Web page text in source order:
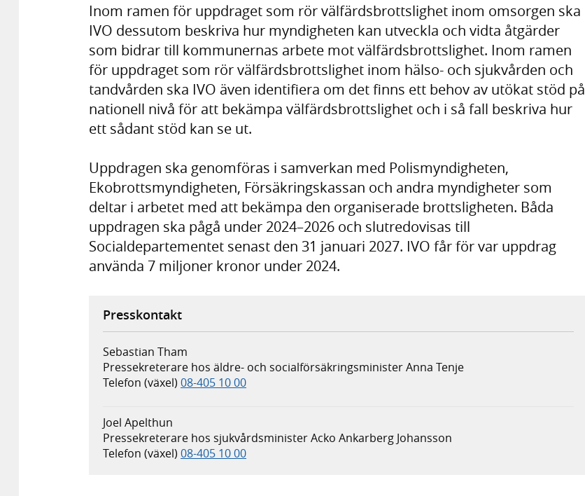
Inom ramen för uppdraget som rör välfärdsbrottslighet inom omsorgen ska
IVO dessutom beskriva hur myndigheten kan utveckla och vidta åtgärder
som bidrar till kommunernas arbete mot välfärdsbrottslighet. Inom ramen
för uppdraget som rör välfärdsbrottslighet inom hälso- och sjukvården och
tandvården ska IVO även identifiera om det finns ett behov av utökat stöd på
nationell nivå för att bekämpa välfärdsbrottslighet och i så fall beskriva hur
ett sådant stöd kan se ut.
Uppdragen ska genomföras i samverkan med Polismyndigheten,
Ekobrottsmyndigheten, Försäkringskassan och andra myndigheter som
deltar i arbetet med att bekämpa den organiserade brottsligheten. Båda
uppdragen ska pågå under 2024–2026 och slutredovisas till
Socialdepartementet senast den 31 januari 2027. IVO får för var uppdrag
använda 7 miljoner kronor under 2024.
Presskontakt
Sebastian Tham
Pressekreterare hos äldre- och socialförsäkringsminister Anna Tenje
Telefon (växel) 08-405 10 00
Joel Apelthun
Pressekreterare hos sjukvårdsminister Acko Ankarberg Johansson
Telefon (växel) 08-405 10 00